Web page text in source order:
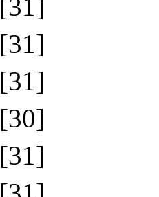
[31]
[31]
[31]
[30]
[31]